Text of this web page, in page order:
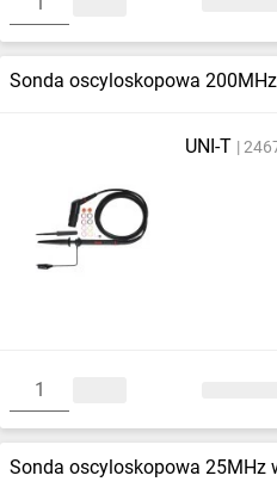
Sonda oscyloskopowa
UNI-T
Sonda oscyloskopowa 25MHz